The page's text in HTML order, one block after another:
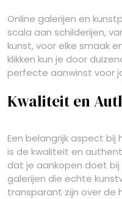
Online galerijen en
scala aan schilderijen,
kunst, voor elke smaak
klikken kun je door
perfecte aanwinst voor
Kwaliteit en
Een belangrijk aspect bij
is de kwaliteit en
dat je aankopen doet
galerijen die echte
transparant zijn over de